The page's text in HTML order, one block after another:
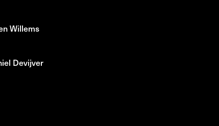
Willems
Devijver